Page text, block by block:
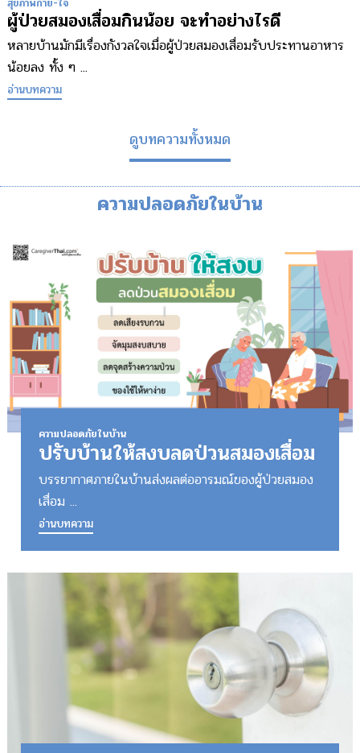
สุขภาพกาย-ใจ
ผู้ป่วยสมองเสื่อมกินน้อย จะทำอย่างไรดี
หลายบ้านมักมีเรื่องกังวลใจเมื่อผู้ป่วยสมองเสื่อมรับประทานอาหาร
น้อยลง ทั้ง ๆ ...
อ่านบทความ
ดูบทความทั้งหมด
ความปลอดภัยในบ้าน
ความปลอดภัยในบ้าน
ปรับบ้านให้สงบลดป่วนสมองเสื่อม
บรรยากาศภายในบ้านส่งผลต่ออารมณ์ของผู้ป่วยสมอง
เสื่อม ...
อ่านบทความ